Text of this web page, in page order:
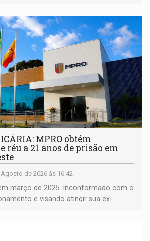
MPRO obtém
réu a 21 anos de prisão em
Agosto de 2026 às 16:42
março de 2025. Inconformado com o
e visando atingir sua ex-